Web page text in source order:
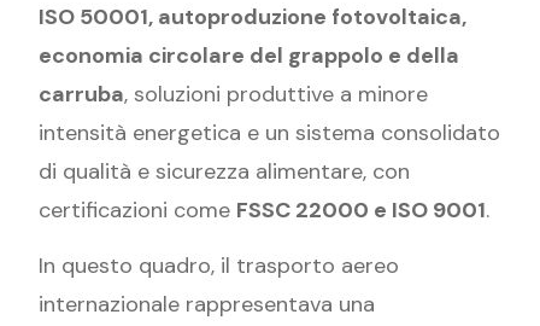
ISO 50001, autoproduzione fotovoltaica,
economia circolare del grappolo e della
carruba, soluzioni produttive a minore
intensità energetica e un sistema consolidato
di qualità e sicurezza alimentare, con
certificazioni come FSSC 22000 e ISO 9001.
In questo quadro, il trasporto aereo
internazionale rappresentava una